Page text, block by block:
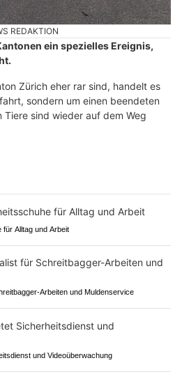
REDAKTION
ein spezielles Ereignis,
Zürich eher rar sind, handelt es
sondern um einen beendeten
sind wieder auf dem Weg
Alltag und Arbeit
Arbeiten und Muldenservice
und Videoüberwachung